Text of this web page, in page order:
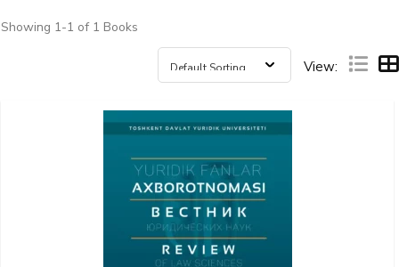
Showing 1-1 of 1 Books
View: